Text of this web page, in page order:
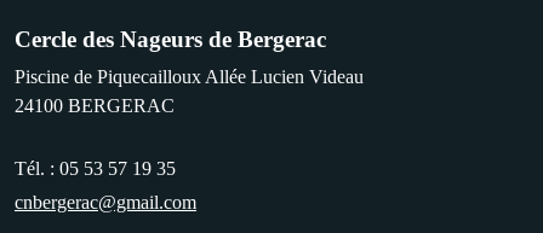
Cercle des Nageurs de Bergerac
Piscine de Piquecailloux Allée Lucien Videau
24100 BERGERAC
Tél. : 05 53 57 19 35
cnbergerac@gmail.com